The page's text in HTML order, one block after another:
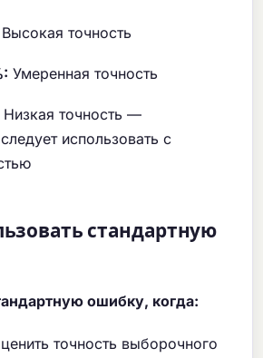
Высокая точность
Умеренная точность
Низкая точность —
использовать с
стандартную
ошибку, когда:
точность выборочного